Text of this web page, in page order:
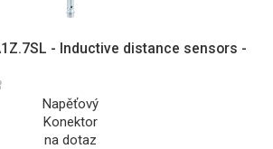
- Inductive distance sensors -
Napěťový
Konektor
na dotaz